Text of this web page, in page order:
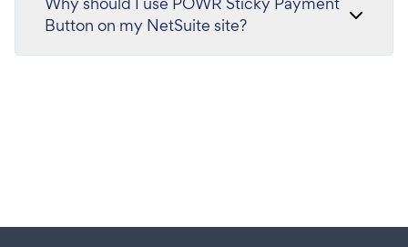
Button on my NetSuite site?